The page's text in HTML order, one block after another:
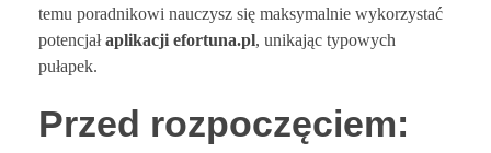
temu poradnikowi nauczysz się maksymalnie wykorzystać
potencjałaplikacji efortuna.pl, unikając typowych
pułapek.
Przed rozpoczęciem: